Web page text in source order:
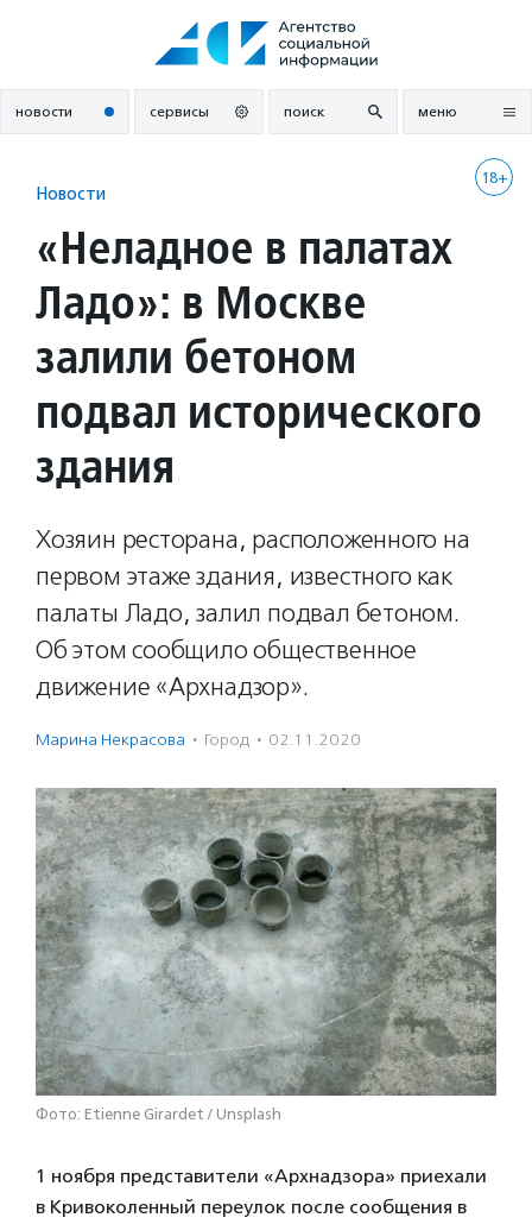
новости сервисы поиск меню
18+
Новости
«Неладное в палатах
Ладо»: в Москве
залили бетоном
подвал исторического
здания
Хозяин ресторана, расположенного на
первом этаже здания, известного как
палаты Ладо, залил подвал бетоном.
Об этом сообщило общественное
движение «Архнадзор».
Марина Некрасова · Город · 02.11.2020
Фото: Etienne Girardet / Unsplash
1 ноября представители «Архнадзора» приехали
в Кривоколенный переулок после сообщения в